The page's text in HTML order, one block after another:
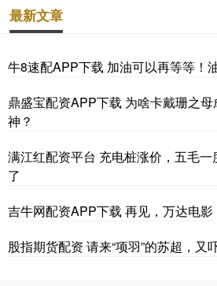
最新文章
牛8速配APP下载 加油可以再等等！
鼎盛宝配资APP下载 为啥卡戴珊之
神？
满江红配资平台 充电桩涨价，五毛一
了
吉牛网配资APP下载 再见，万达电影
股指期货配资 请来“项羽”的苏超，又